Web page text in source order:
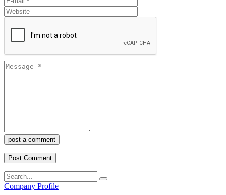
post a comment
Company Profile